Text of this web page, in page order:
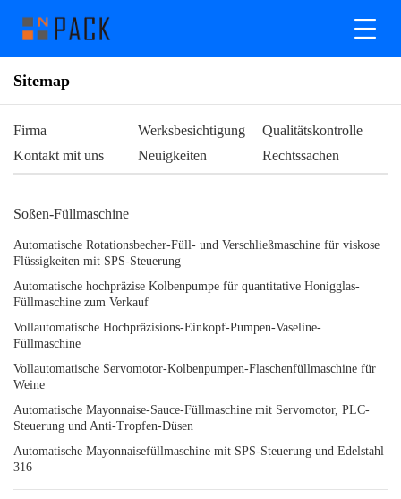
Sitemap
Firma Werksbesichtigung
Qualitätskontrolle
Kontakt mit uns
Neuigkeiten Rechtssachen
Soßen-Füllmaschine
Automatische Rotationsbecher-Füll- und Verschließmaschine für viskose
Flüssigkeiten mit SPS-Steuerung
Automatische hochpräzise Kolbenpumpe für quantitative Honigglas-
Füllmaschine zum Verkauf
Vollautomatische Hochpräzisions-Einkopf-Pumpen-Vaseline-
Füllmaschine
Vollautomatische Servomotor-Kolbenpumpen-Flaschenfüllmaschine für
Weine
Automatische Mayonnaise-Sauce-Füllmaschine mit Servomotor, PLC-
Steuerung und Anti-Tropfen-Düsen
Automatische Mayonnaisefüllmaschine mit SPS-Steuerung und Edelstahl
316